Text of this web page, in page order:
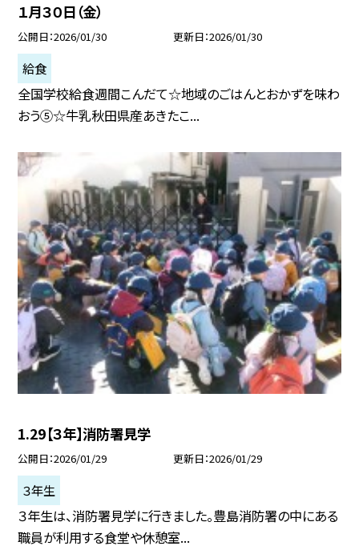
１月３０日（金）
公開日 2026/01/30 更新日 2026/01/30
給食
全国学校給食週間こんだて☆地域のごはんとおかずを味わ
おう⑤☆牛乳秋田県産あきたこ...
1.29【３年】消防署見学
公開日 2026/01/29 更新日 2026/01/29
３年生
３年生は、消防署見学に行きました。豊島消防署の中にある
職員が利用する食堂や休憩室...